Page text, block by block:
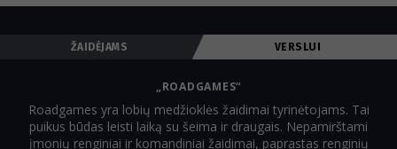
ŽAIDĖJAMS VERSLUI
„ROADGAMES“
Roadgames yra lobių medžioklės žaidimai tyrinėtojams. Tai
puikus būdas leisti laiką su šeima ir draugais. Nepamirštami
įmonių renginiai ir komandiniai žaidimai, paprastas renginių